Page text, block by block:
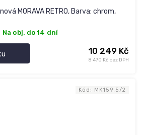
MORAVA RETRO, Barva: chrom,
Na obj. do 14 dní
8 470 Kč bez DPH
10 249 Kč
Kód: MK159.5/2